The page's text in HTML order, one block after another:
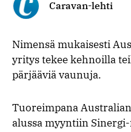
Caravan-lehti
Nimensä mukaisesti
yritys tekee kehnoilla
pärjääviä vaunuja.
Tuoreimpana
alussa myyntiin